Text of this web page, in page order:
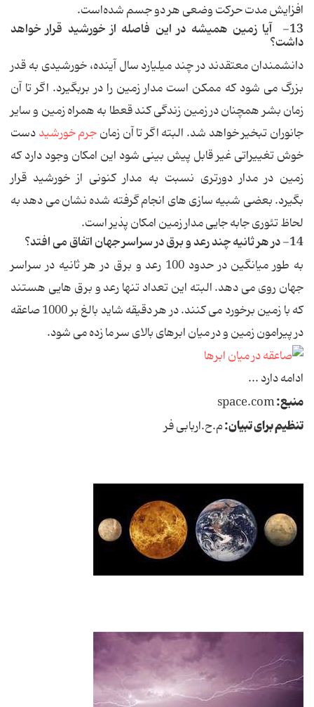
افزایش مدت حرکت وضعی هر دو جسم شده‌است.
13- آیا زمین همیشه در این فاصله از خورشید قرار خواهد
داشت؟
دانشمندان معتقدند در چند میلیارد سال آینده، خورشیدی به قدر
بزرگ می شود که ممکن است مدار زمین را در بربگیرد. اگر تا آن
زمان بشر همچنان در زمین زندگی کند قعطا به همراه زمین و سایر
جانوران تبخیر خواهد شد. البته اگر تا آن زمانجرم خورشیددست
خوش تغییراتی غیر قابل پیش بینی شود این امکان وجود دارد که
زمین در مدار دورتری نسبت به مدار کنونی از خورشید قرار
بگیرد. بعضی شبیه سازی های انجام گرفته شده نشان می دهد به
لحاظ تئوری جابه جایی مدار زمین امکان پذیر است.
14- در هر ثانیه چند رعد و برق در سراسر جهان اتفاق می افتد؟
به طور میانگین در حدود 100 رعد و برق در هر ثانیه در سراسر
جهان روی می دهد. البته این تعداد تنها رعد و برق هایی هستند
که با زمین برخورد می کنند. در هر دقیقه شاید بالغ بر 1000 صاعقه
در پیرامون زمین و در میان ابرهای بالای سر ما زده می شود.
ادامه دارد ...
منبع:space.com
تنظیم برای تبیان:م.ح.اربابی فر